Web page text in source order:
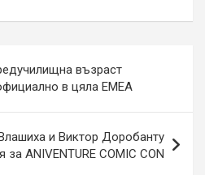
възраст
в цяла ЕМЕА
и Виктор Доробанту
за ANIVENTURE COMIC CON